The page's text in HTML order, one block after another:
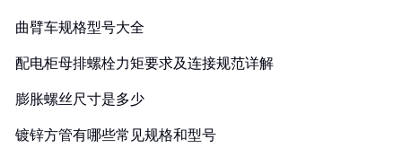
曲臂车规格型号大全
配电柜母排螺栓力矩要求及连接规范详解
膨胀螺丝尺寸是多少
镀锌方管有哪些常见规格和型号